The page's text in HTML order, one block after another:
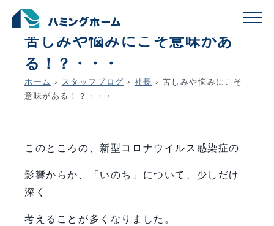
schedule
苦しみや悩みにこそ意味があ
る！？・・・
ホーム › スタッフブログ › 社長 › 苦しみや悩みにこそ
意味がある！？・・・
このところの、新型コロナウイルス感染症の
影響からか、「いのち」について、少しだけ
深く
考えることが多くなりました。